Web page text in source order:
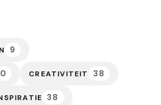
9
CREATIVITEIT 38
38